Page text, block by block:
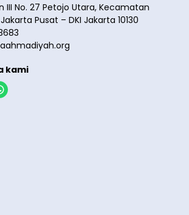
III No. 27 Petojo Utara, Kecamatan
Pusat – DKI Jakarta 10130
kami